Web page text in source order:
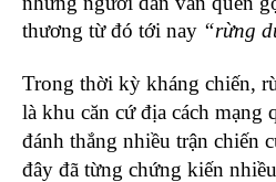
thương từ đó tới nay “rừng
Trong thời kỳ kháng chiến,
là khu căn cứ địa cách mạng
đánh thắng nhiều trận chiến
đây đã từng chứng kiến